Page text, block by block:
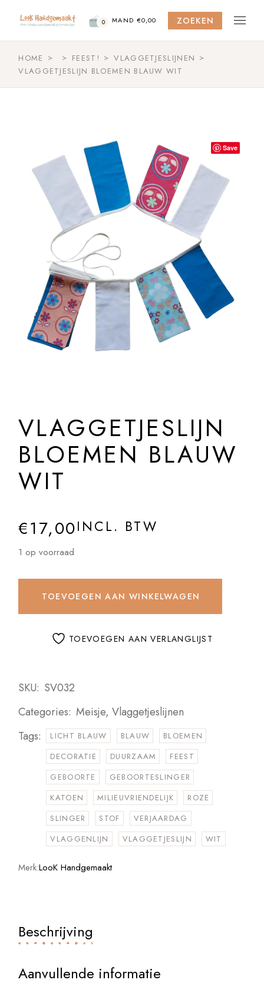
content
0 MAND €0,00 ZOEKEN
HOME FEEST!
VLAGGETJESLIJNEN
VLAGGETJESLIJN BLOEMEN BLAUW WIT
Save
VLAGGETJESLIJN
BLOEMEN BLAUW
WIT
€17,00INCL. BTW
1 op voorraad
TOEVOEGEN AAN WINKELWAGEN
TOEVOEGEN AAN VERLANGLIJST
SKU: SV032
Categories: Meisje,Vlaggetjeslijnen
Tags:
LICHT BLAUW BLAUW
BLOEMEN
DECORATIE
DUURZAAM
FEEST
GEBOORTE
GEBOORTESLINGER
KATOEN
MILIEUVRIENDELIJK
ROZE
SLINGER
STOF
VERJAARDAG
VLAGGENLIJN
VLAGGETJESLIJN WIT
Merk:LooK Handgemaakt
Beschrijving
Aanvullende informatie